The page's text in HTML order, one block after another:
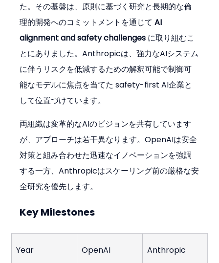
た。その基盤は、原則に基づく研究と長期的な倫
理的開発へのコミットメントを通じて AI
alignment and safety challenges に取り組むこ
とにありました。Anthropicは、強力なAIシステム
に伴うリスクを低減するための解釈可能で制御可
能なモデルに焦点を当てた safety-first AI企業と
して位置づけています。
両組織は変革的なAIのビジョンを共有しています
が、アプローチは若干異なります。OpenAIは安全
対策と組み合わせた迅速なイノベーションを強調
する一方、Anthropicはスケーリング前の厳格な安
全研究を優先します。
Key Milestones
Year OpenAI Anthropic